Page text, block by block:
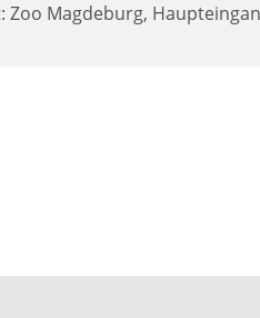
Zoo Magdeburg,